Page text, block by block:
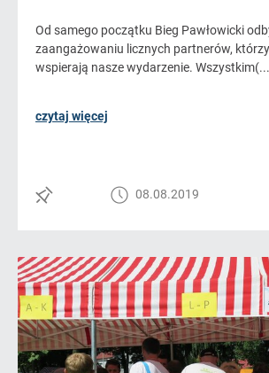
Od samego początku Bieg Pawłowicki
zaangażowaniu licznych partnerów,
wspierają nasze wydarzenie.
czytaj więcej
08.08.2019